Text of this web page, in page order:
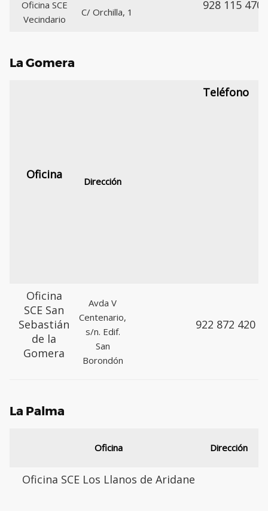
Oficina SCE
Vecindario
C/ Orchilla, 1 928 115 470
La Gomera
Oficina Dirección
Teléfono
Oficina
SCE San
Sebastián
de la
Gomera
Avda V
Centenario,
s/n. Edif.
San
Borondón
922 872 420
La Palma
Oficina Dirección
Oficina SCE Los Llanos de Aridane